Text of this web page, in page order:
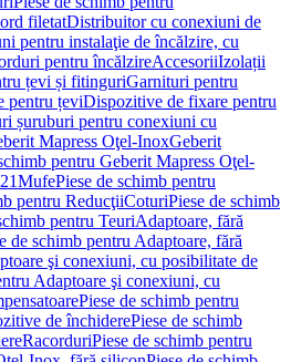
filetatDistribuitor cu conexiuni de
pentru instalaţie de încălzire, cu
pentru încălzireAccesoriiIzolații
țevi și fitinguriGarnituri pentru
pentru țeviDispozitive de fixare pentru
șuruburi pentru conexiuni cu
Mapress Oţel-InoxGeberit
pentru Geberit Mapress Oţel-
MufePiese de schimb pentru
pentru ReducţiiCoturiPiese de schimb
pentru TeuriAdaptoare, fără
de schimb pentru Adaptoare, fără
şi conexiuni, cu posibilitate de
Adaptoare şi conexiuni, cu
Piese de schimb pentru
de închiderePiese de schimb
RacorduriPiese de schimb pentru